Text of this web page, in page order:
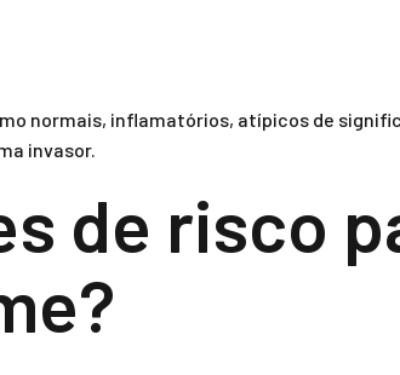
normais, inflamatórios, atípicos de
invasor.
de risco